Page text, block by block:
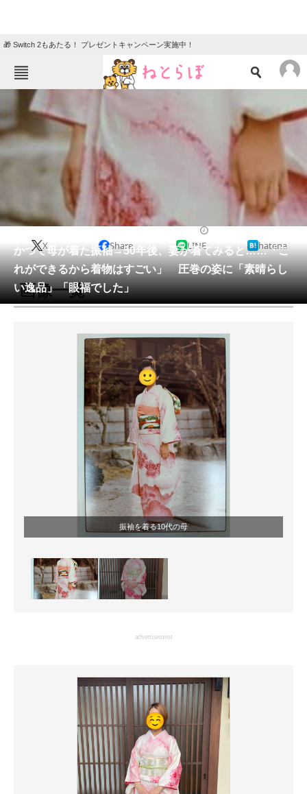
🎁 Switch 2もあたる！ プレゼントキャンペーン実施中！
ねとらぼメニュー
エンタメ
動物 リサーチ
会員記事
メディア
注目記事を集めた総合ページ
ITの今と未来を見通す
スマホと通信の最新トレンド
進化するPCとデバイスの未来
好きが集まる 比べて選べる
ビジネスと働き方のヒント
AI活用のいまが分かる
企業ITのトレンドを詳説
マーケ×ITの今がよく分かる
ITエンジニア向け専門サイト
製造業のIT導入・活用を支援
モノづくり技術者専門サイト
エレクトロニクス専門サイト
電子設計の基本と応用
かつて母が着た振袖→50年後、妻が着てみると……「こ
れができるから着物はすごい」 圧巻の姿に「素晴らし
い逸品」「眼福でした」
X Share LINE hatena
画像一覧
振袖を着る10代の母
advertisement